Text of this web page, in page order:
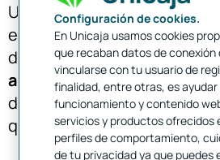
Una vez que los activos
entidad procede al traspaso
del nuevo fondo. Esto
algunos trámites extra,
de una cuenta en la entidad
que caso de que no exista
Configuración de cookies.
En Unicaja usamos cookies
que recaban datos de conexión
vincularse con tu usuario de
finalidad, entre otras, es ayudar
funcionamiento y contenido
servicios y productos ofrecidos
perfiles de comportamiento,
de tu privacidad ya que puedes